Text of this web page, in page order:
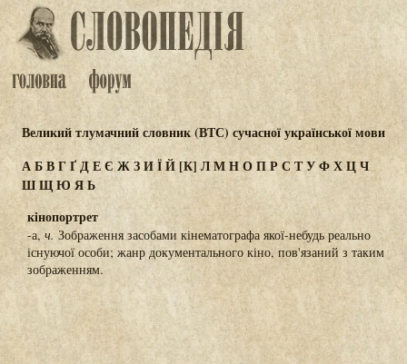
Великий тлумачний словник (ВТС) сучасної української мови
АБВГҐДЕЄ ЖЗИЇЙ [К] ЛМНОПР СТУФХЦЧ
ШЩЮЯЬ
кінопортрет
-а, ч. Зображення засобами кінематографа якої-небудь реально
існуючої особи; жанр документального кіно, пов'язаний з таким
зображенням.